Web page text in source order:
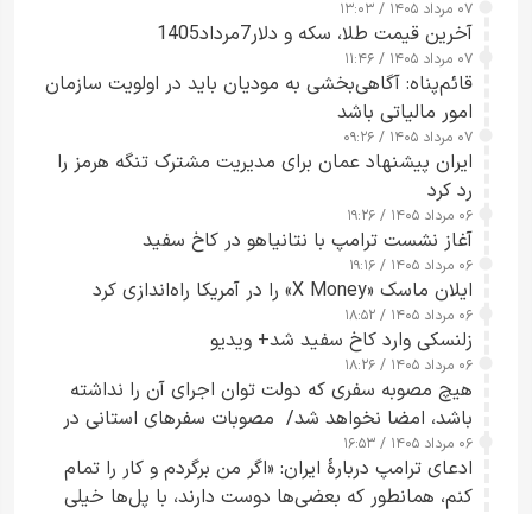
۰۷ مرداد ۱۴۰۵ / ۱۳:۰۳
آخرین قیمت طلا، سکه و دلار7مرداد1405
۰۷ مرداد ۱۴۰۵ / ۱۱:۴۶
قائم‌پناه: آگاهی‌بخشی به مودیان باید در اولویت سازمان
امور مالیاتی باشد
۰۷ مرداد ۱۴۰۵ / ۰۹:۲۶
ایران پیشنهاد عمان برای مدیریت مشترک تنگه هرمز را
رد کرد
۰۶ مرداد ۱۴۰۵ / ۱۹:۲۶
آغاز نشست ترامپ با نتانیاهو در کاخ سفید
۰۶ مرداد ۱۴۰۵ / ۱۹:۱۶
ایلان ماسک «X Money» را در آمریکا راه‌اندازی کرد
۰۶ مرداد ۱۴۰۵ / ۱۸:۵۲
زلنسکی وارد کاخ سفید شد+ ویدیو
۰۶ مرداد ۱۴۰۵ / ۱۸:۲۶
هیچ مصوبه سفری که دولت توان اجرای آن را نداشته
باشد، امضا نخواهد شد/ مصوبات سفرهای استانی در
چارچوب قانون بودجه است+ عکس
۰۶ مرداد ۱۴۰۵ / ۱۶:۵۳
ادعای ترامپ دربارهٔ ایران: «اگر من برگردم و کار را تمام
کنم، همانطور که بعضی‌ها دوست دارند، با پل‌ها خیلی